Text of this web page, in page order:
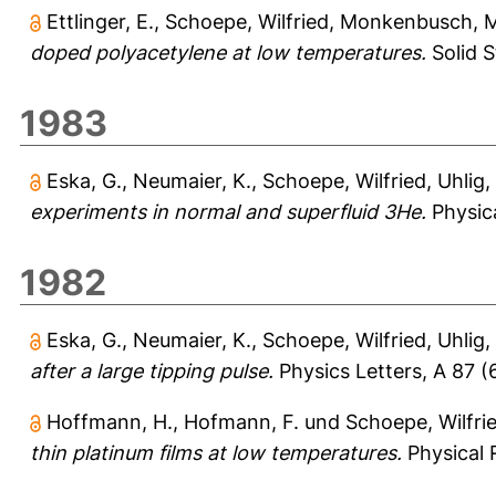
Ettlinger, E., Schoepe, Wilfried, Monkenbusch,
doped polyacetylene at low temperatures. Solid
1983
Eska, G., Neumaier, K., Schoepe, Wilfried, Uhlig,
experiments in normal and superfluid 3He.
1982
Eska, G., Neumaier, K., Schoepe, Wilfried, Uhlig,
after a large tipping pulse. Physics Letters, A 87
Hoffmann, H., Hofmann, F. und Schoepe,
thin platinum films at low temperatures. Physical